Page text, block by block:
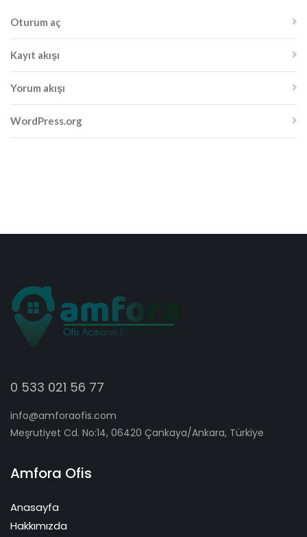
Oturum aç
Kayıt akışı
Yorum akışı
WordPress.org
0 533 021 56 77
info@amforaofis.com
Meşrutiyet Cd. No:14, 06420 Çankaya/Ankara, Türkiye
Amfora Ofis
Anasayfa
Hakkımızda